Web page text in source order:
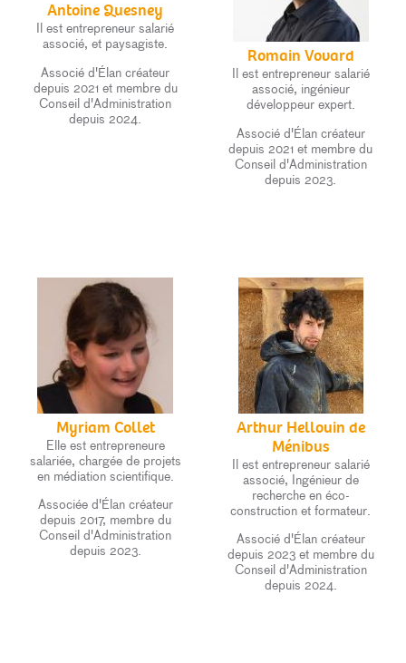
Antoine Quesney
Il est entrepreneur salarié
associé, et paysagiste.
Associé d'Élan créateur
depuis 2021 et membre du
Conseil d'Administration
depuis 2024.
Romain Vovard
Il est entrepreneur salarié
associé, ingénieur
développeur expert.
Associé d'Élan créateur
depuis 2021 et membre du
Conseil d'Administration
depuis 2023.
Myriam Collet
Elle est entrepreneure
salariée, chargée de projets
en médiation scientifique.
Associée d'Élan créateur
depuis 2017, membre du
Conseil d'Administration
depuis 2023.
Arthur Hellouin de
Ménibus
Il est entrepreneur salarié
associé, Ingénieur de
recherche en éco-
construction et formateur.
Associé d'Élan créateur
depuis 2023 et membre du
Conseil d'Administration
depuis 2024.